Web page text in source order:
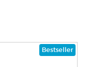
Bestseller